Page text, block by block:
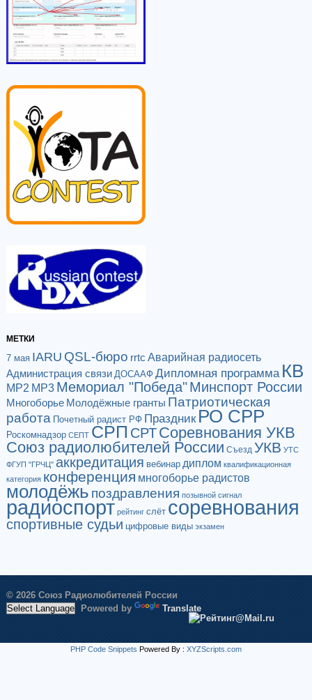
МЕТКИ
7 мая IARU QSL-бюро rrtc Аварийная радиосеть
Администрация связи ДОСААФ Дипломная программа КВ
МР2 МР3 Мемориал "Победа"Минспорт России
Многоборье Молодёжные гранты Патриотическая
работа Почетный радист РФ Праздник РО СРР
Роскомнадзор СЕПТ СРП СРТСоревнования УКВ
Союз радиолюбителей России Съезд УКВ УТС
ФГУП "ГРЧЦ" аккредитация вебинар диплом квалификационная
категория конференция многоборье радистов
молодёжь поздравления позывной сигнал
радиоспорт рейтинг слёт соревнования
спортивные судьи цифровые виды экзамен
© 2026 Союз Радиолюбителей России
Powered by
Translate
PHP Code Snippets Powered By : XYZScripts.com